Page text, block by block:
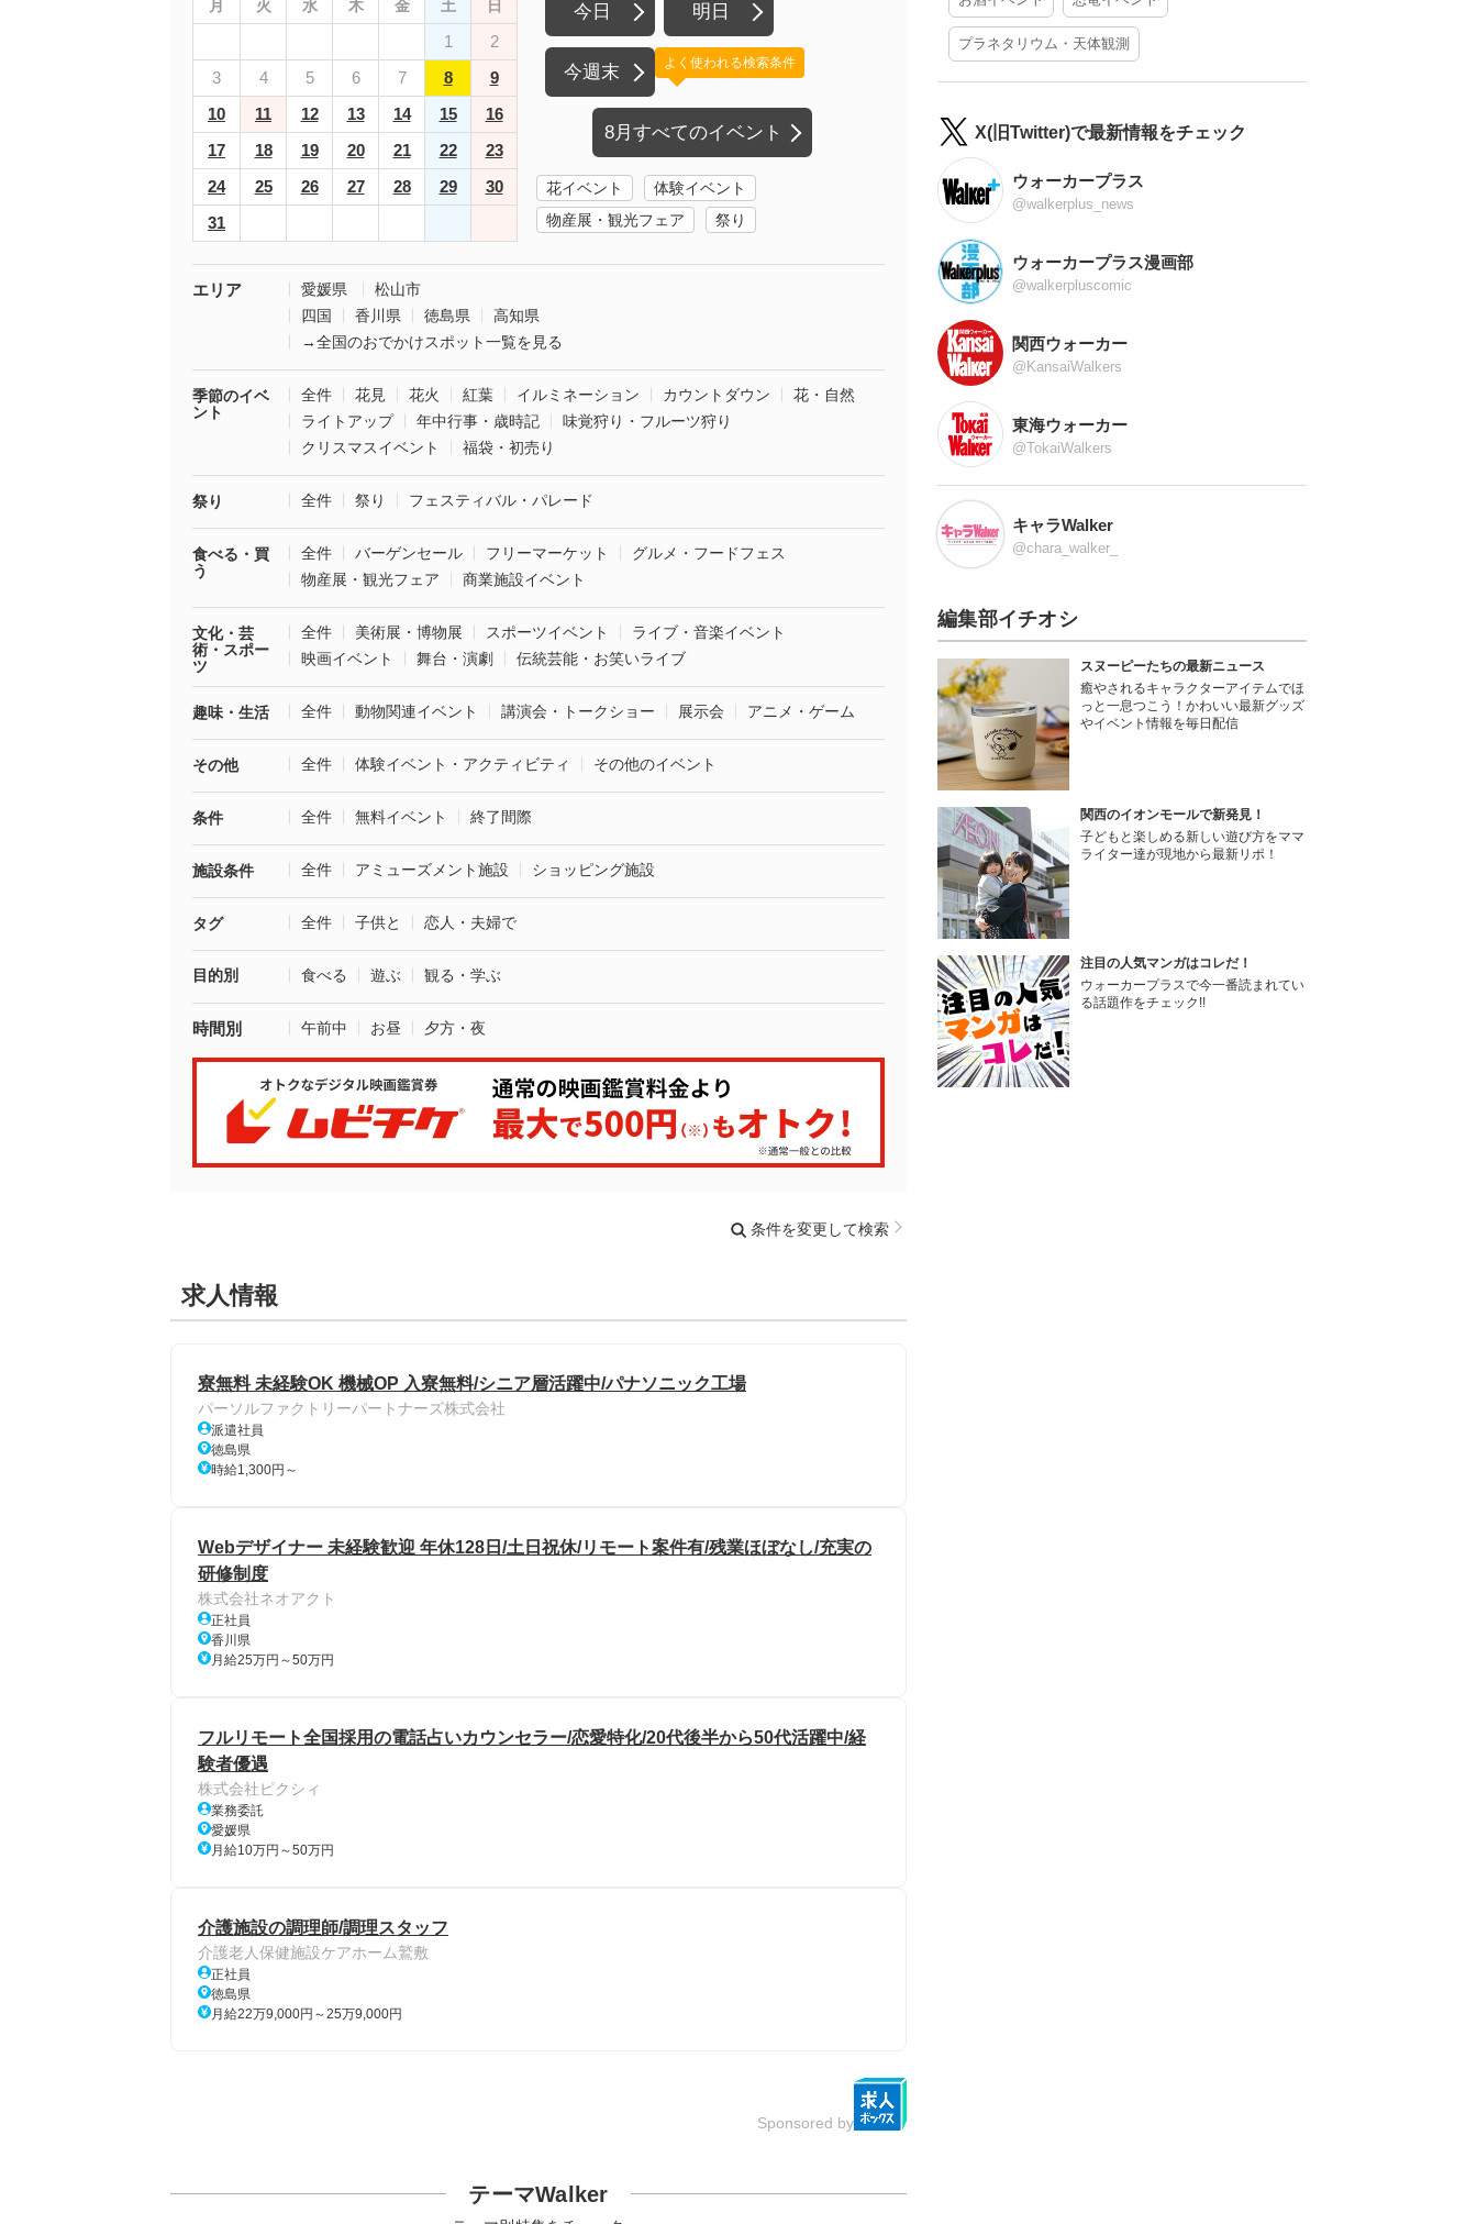
月 火 水 木 金 土 日
1
2
3
4 5 6 7 8
9
10
11 12 13 14 15
16
17
18 19 20 21 22
23
24
25 26 27 28 29
30
31
今日 明日
今週末
8月すべてのイベント
よく使われる検索条件
花イベント
体験イベント
物産展・観光フェア
祭り
エリア 愛媛県
松山市
四国
香川県 徳島県
高知県
→全国のおでかけスポット一覧を見る
季節のイベ
ント
全件 花見 花火 紅葉 イルミネーション カウントダウン
花・自然
ライトアップ
年中行事・歳時記
味覚狩り・フルーツ狩り
クリスマスイベント
福袋・初売り
祭り 全件 祭り フェスティバル・パレード
食べる・買
う
全件 バーゲンセール フリーマーケット
グルメ・フードフェス
物産展・観光フェア
商業施設イベント
文化・芸
術・スポー
ツ
全件 美術展・博物展 スポーツイベント
ライブ・音楽イベント
映画イベント
舞台・演劇 伝統芸能・お笑いライブ
趣味・生活 全件 動物関連イベント 講演会・トークショー 展示会 アニメ・ゲーム
その他 全件 体験イベント・アクティビティ その他のイベント
条件 全件 無料イベント 終了間際
施設条件 全件 アミューズメント施設 ショッピング施設
タグ 全件 子供と 恋人・夫婦で
目的別 食べる 遊ぶ 観る・学ぶ
時間別 午前中 お昼 夕方・夜
条件を変更して検索
求人情報
寮無料 未経験OK 機械OP 入寮無料/シニア層活躍中/パナソニック工場
パーソルファクトリーパートナーズ株式会社
派遣社員
徳島県
時給1,300円～
Webデザイナー 未経験歓迎 年休128日/土日祝休/リモート案件有/残業ほぼなし/充実の
研修制度
株式会社ネオアクト
正社員
香川県
月給25万円～50万円
フルリモート全国採用の電話占いカウンセラー/恋愛特化/20代後半から50代活躍中/経
験者優遇
株式会社ピクシィ
業務委託
愛媛県
月給10万円～50万円
介護施設の調理師/調理スタッフ
介護老人保健施設ケアホーム鷲敷
正社員
徳島県
月給22万9,000円～25万9,000円
Sponsored by
テーマWalker
プラネタリウム・天体観測
X(旧Twitter)で最新情報をチェック
ウォーカープラス
@walkerplus_news
ウォーカープラス漫画部
@walkerpluscomic
関西ウォーカー
@KansaiWalkers
東海ウォーカー
@TokaiWalkers
キャラWalker
@chara_walker_
編集部イチオシ
スヌーピーたちの最新ニュース
癒やされるキャラクターアイテムでほ
っと一息つこう！かわいい最新グッズ
やイベント情報を毎日配信
関西のイオンモールで新発見！
子どもと楽しめる新しい遊び方をママ
ライター達が現地から最新リポ！
注目の人気マンガはコレだ！
ウォーカープラスで今一番読まれてい
る話題作をチェック!!